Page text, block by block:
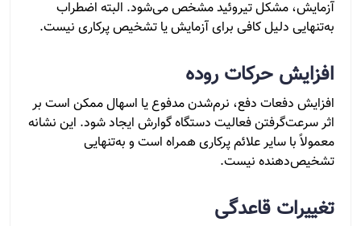
آزمایش، مشکل تیروئید مشخص می‌شود. البته اضطراب
به‌تنهایی دلیل کافی برای آزمایش یا تشخیص پرکاری نیست.
افزایش حرکات روده
افزایش دفعات دفع، نرم‌شدن مدفوع یا اسهال ممکن است بر
اثر سرعت‌گرفتن فعالیت دستگاه گوارش ایجاد شود. این نشانه
معمولاً با سایر علائم پرکاری همراه است و به‌تنهایی
تشخیص‌دهنده نیست.
تغییرات قاعدگی